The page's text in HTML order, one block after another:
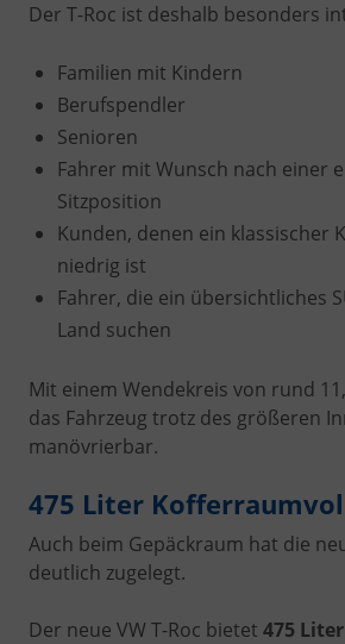
Der T-Roc ist deshalb besonders
Familien mit Kindern
Berufspendler
Senioren
Fahrer mit Wunsch nach einer
Sitzposition
Kunden, denen ein klassischer
niedrig ist
Fahrer, die ein übersichtliches
Land suchen
Mit einem Wendekreis von rund
das Fahrzeug trotz des größeren
manövrierbar.
475 Liter
Auch beim Gepäckraum hat die
deutlich zugelegt.
Der neue VW T-Roc bietet 475 Liter